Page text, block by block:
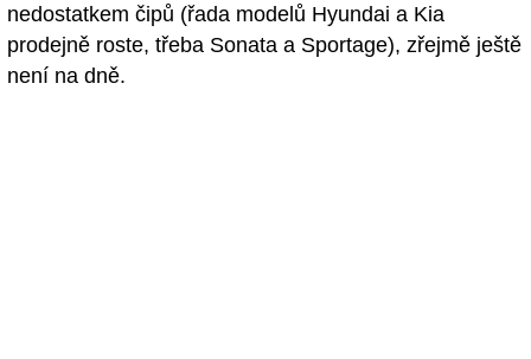
nedostatkem čipů (řada modelů Hyundai a Kia
prodejně roste, třeba Sonata a Sportage), zřejmě ještě
není na dně.